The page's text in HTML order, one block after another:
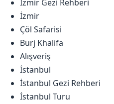
İzmir Gezi Rehberi
İzmir
Çöl Safarisi
Burj Khalifa
Alışveriş
İstanbul
İstanbul Gezi Rehberi
İstanbul Turu